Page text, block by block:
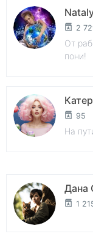
2
От
пони!
95
На
Дана
1